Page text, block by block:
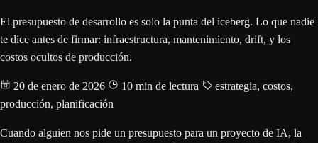
El presupuesto de desarrollo es solo la punta del iceberg. Lo que nadie
te dice antes de firmar: infraestructura, mantenimiento, drift, y los
costos ocultos de producción.
20 de enero de 2026 10 min de lectura
estrategia, costos,
producción, planificación
Cuando alguien nos pide un presupuesto para un proyecto de IA, la